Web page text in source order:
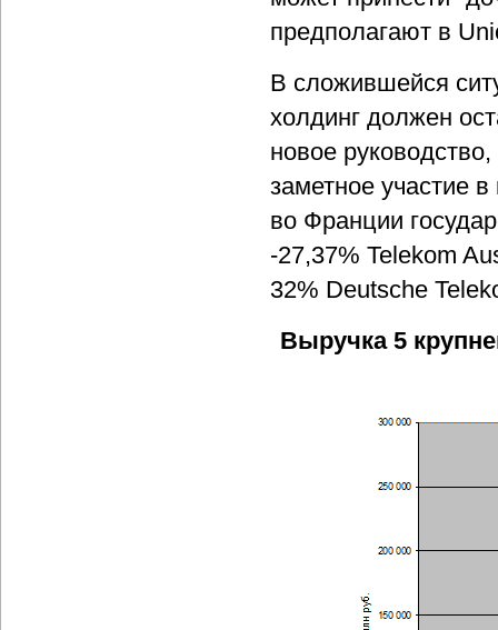
предполагают в
В сложившейся
холдинг должен
новое
заметное участие
во Франции
-27,37% Telekom
32% Deutsche
Выручка 5